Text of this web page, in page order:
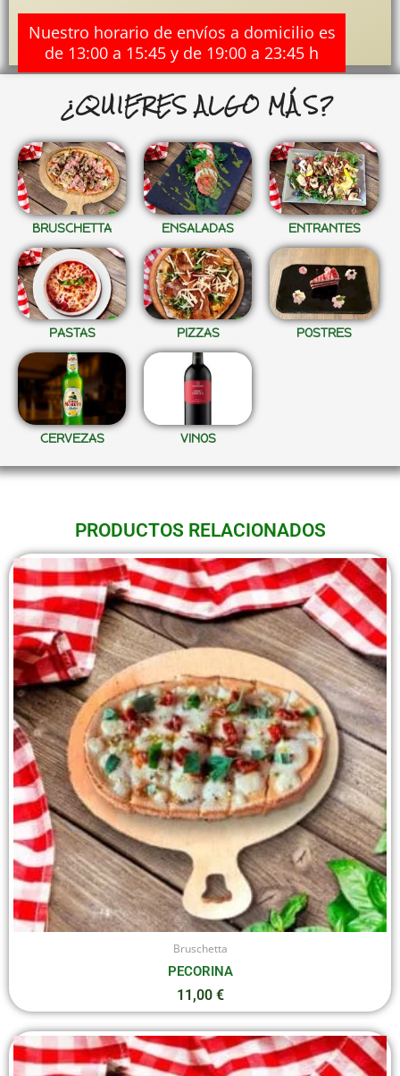
Nuestro horario de envíos a domicilio es
de 13:00 a 15:45 y de 19:00 a 23:45 h
¿QUIERES ALGO MÁS?
BRUSCHETTA ENSALADAS ENTRANTES
PASTAS PIZZAS POSTRES
CERVEZAS VINOS
PRODUCTOS RELACIONADOS
Bruschetta
PECORINA
11,00 €